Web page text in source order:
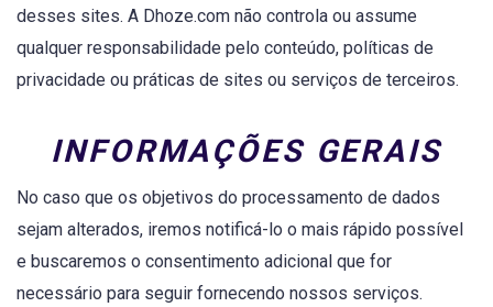
desses sites. A Dhoze.com não controla ou assume
qualquer responsabilidade pelo conteúdo, políticas de
privacidade ou práticas de sites ou serviços de terceiros.
INFORMAÇÕES GERAIS
No caso que os objetivos do processamento de dados
sejam alterados, iremos notificá-lo o mais rápido possível
e buscaremos o consentimento adicional que for
necessário para seguir fornecendo nossos serviços.